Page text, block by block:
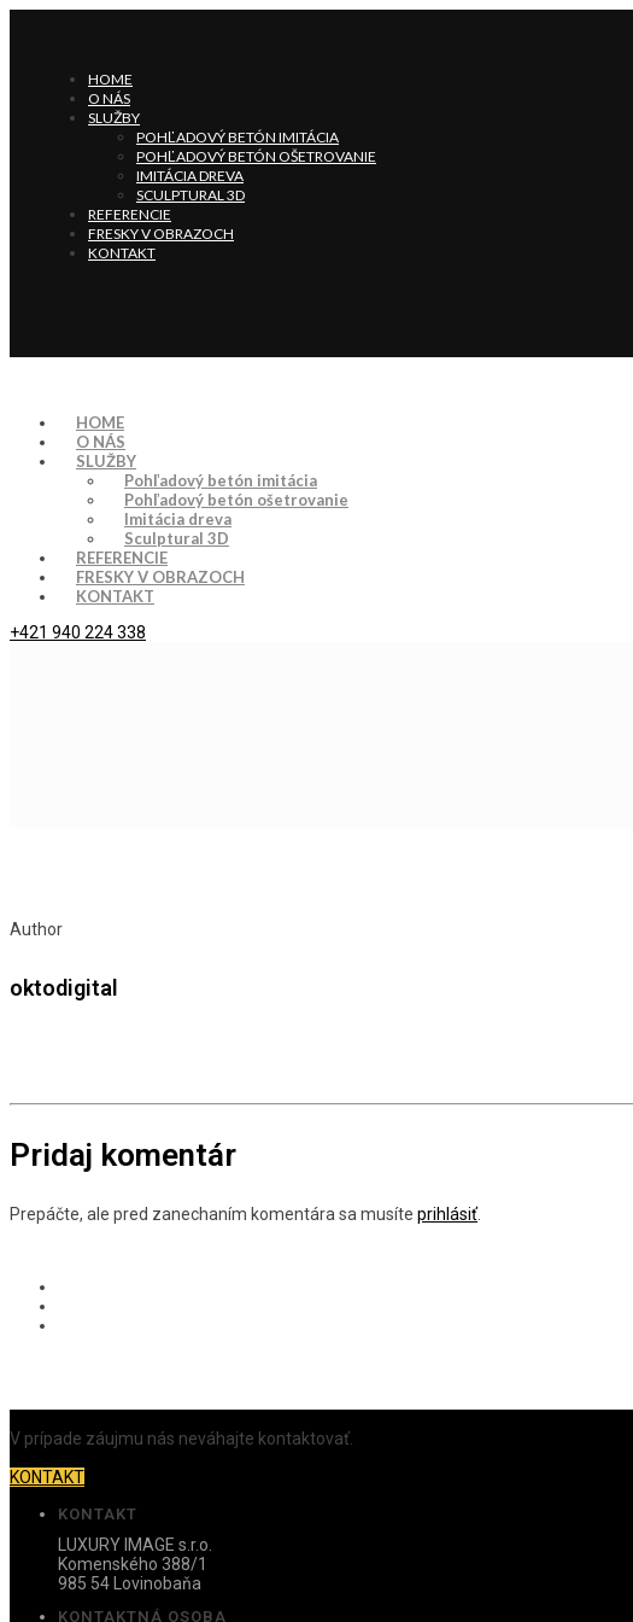
HOME
O NÁS
SLUŽBY
POHĽADOVÝ BETÓN IMITÁCIA
POHĽADOVÝ BETÓN OŠETROVANIE
IMITÁCIA DREVA
SCULPTURAL 3D
REFERENCIE
FRESKY V OBRAZOCH
KONTAKT
HOME
O NÁS
SLUŽBY
Pohľadový betón imitácia
Pohľadový betón ošetrovanie
Imitácia dreva
Sculptural 3D
REFERENCIE
FRESKY V OBRAZOCH
KONTAKT
+421 940 224 338
Author
oktodigital
Pridaj komentár
Prepáčte, ale pred zanechaním komentára sa musíte prihlásiť
V prípade záujmu nás neváhajte kontaktovať.
KONTAKT
KONTAKT
LUXURY IMAGE s.r.o.
Komenského 388/1
985 54 Lovinobaňa
KONTAKTNÁ OSOBA